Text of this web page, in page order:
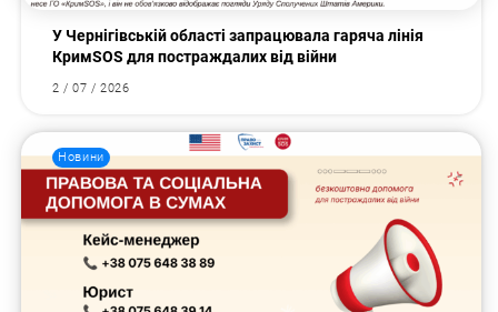
У Чернігівській області запрацювала гаряча лінія
КримSOS для постраждалих від війни
2 / 07 / 2026
Новини